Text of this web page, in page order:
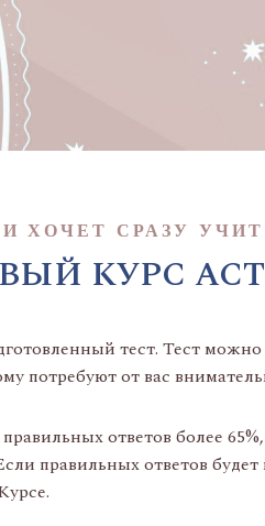
ХОЧЕТ СРАЗУ
КУРС
тест. Тест можно
потребуют от вас
ответов более
правильных ответов